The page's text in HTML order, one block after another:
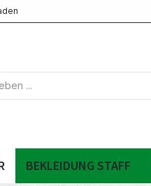
BEKLEIDUNG STAFF